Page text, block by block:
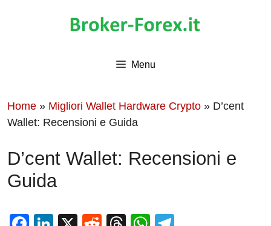
Menu
Home » Migliori Wallet Hardware Crypto » D’cent
Wallet: Recensioni e Guida
D’cent Wallet: Recensioni e
Guida